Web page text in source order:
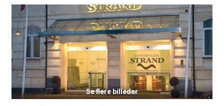
Se flere billeder